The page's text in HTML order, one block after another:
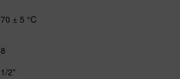
70 ± 5 °C
8
1/2"